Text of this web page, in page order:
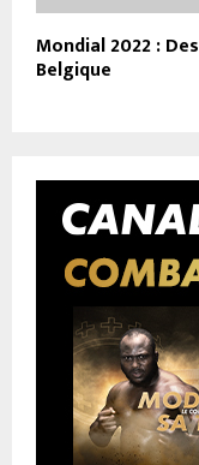
Mondial 2022 :
Belgique